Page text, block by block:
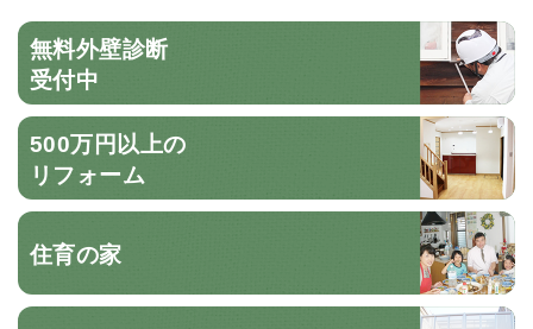
無料外壁診断
受付中
500万円以上の
リフォーム
住育の家